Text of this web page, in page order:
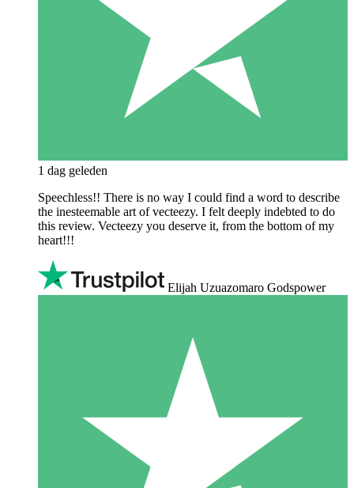
1 dag geleden
Speechless!! There is no way I could find a word to describe
the inesteemable art of vecteezy. I felt deeply indebted to do
this review. Vecteezy you deserve it, from the bottom of my
heart!!!
Elijah Uzuazomaro Godspower